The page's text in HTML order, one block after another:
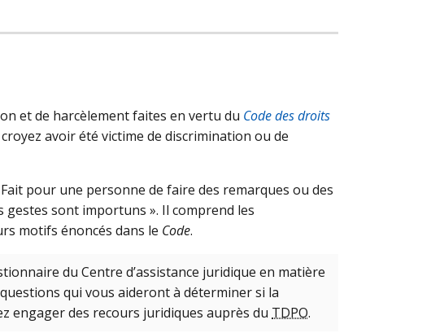
et de harcèlement faites en vertu du Code des droits
avoir été victime de discrimination ou de
pour une personne de faire des remarques ou des
gestes sont importuns ». Il comprend les
motifs énoncés dans le Code.
du Centre d’assistance juridique en matière
qui vous aideront à déterminer si la
engager des recours juridiques auprès du TDPO.